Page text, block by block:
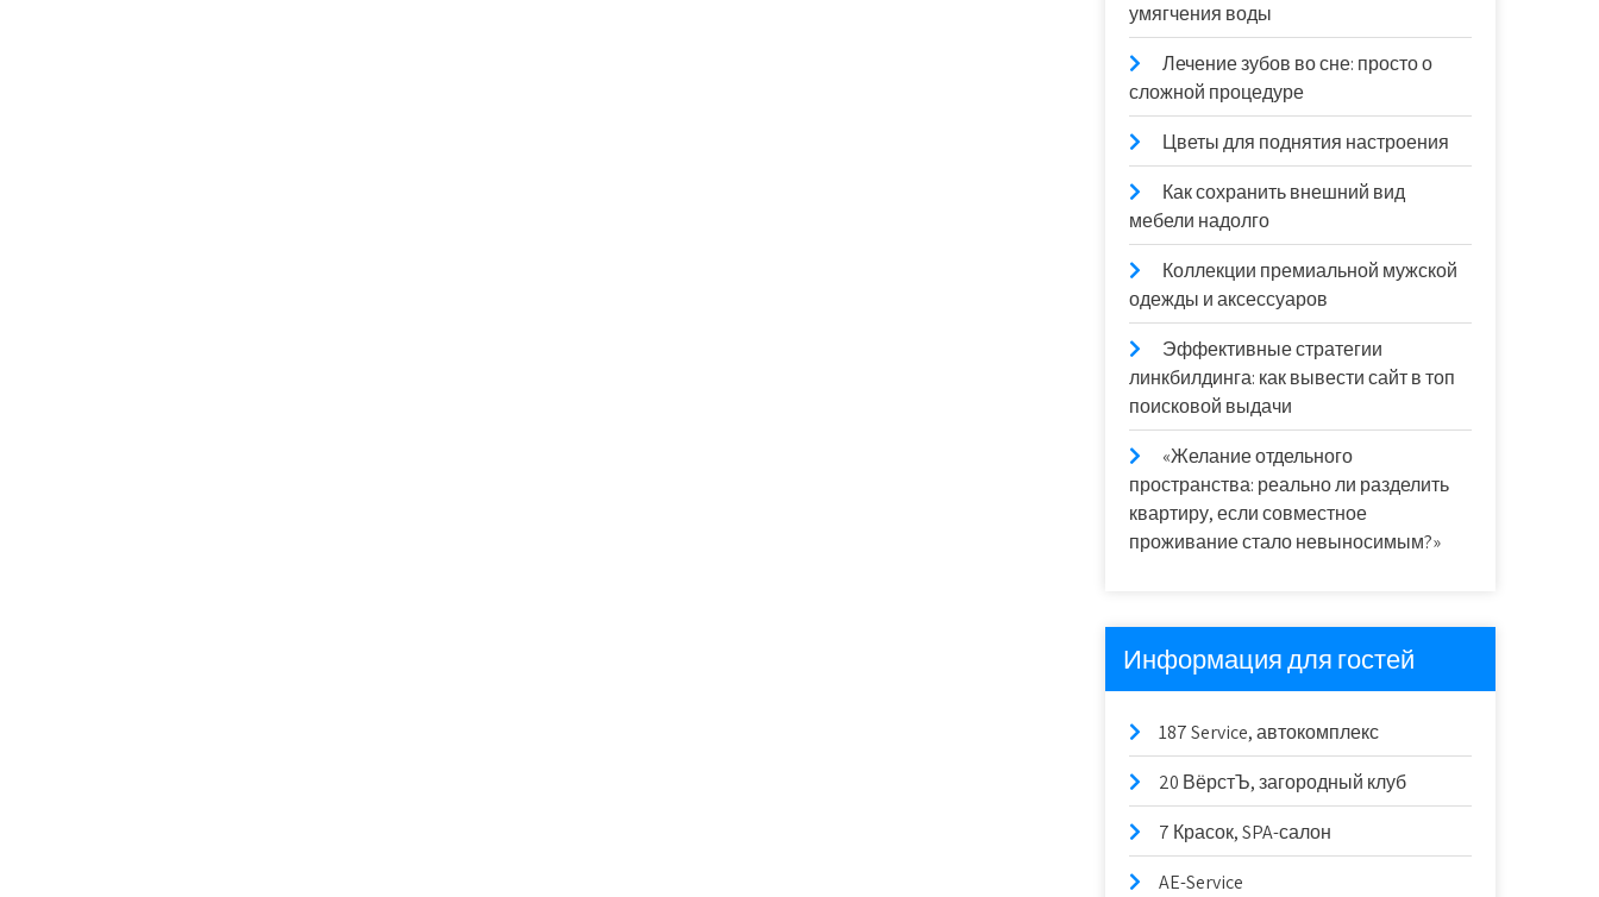
умягчения воды
Лечение зубов во сне: просто о
сложной процедуре
Цветы для поднятия настроения
Как сохранить внешний вид
мебели надолго
Коллекции премиальной мужской
одежды и аксессуаров
Эффективные стратегии
линкбилдинга: как вывести сайт в топ
поисковой выдачи
«Желание отдельного
пространства: реально ли разделить
квартиру, если совместное
проживание стало невыносимым?»
Информация для гостей
187 Service, автокомплекс
20 ВёрстЪ, загородный клуб
7 Красок, SPA-салон
AE-Service